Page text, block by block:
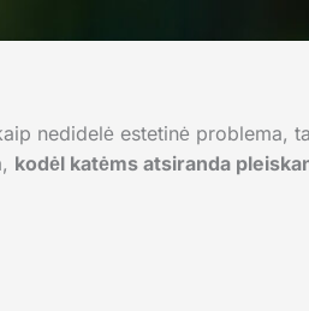
nedidelė estetinė problema,
kodėl katėms atsiranda